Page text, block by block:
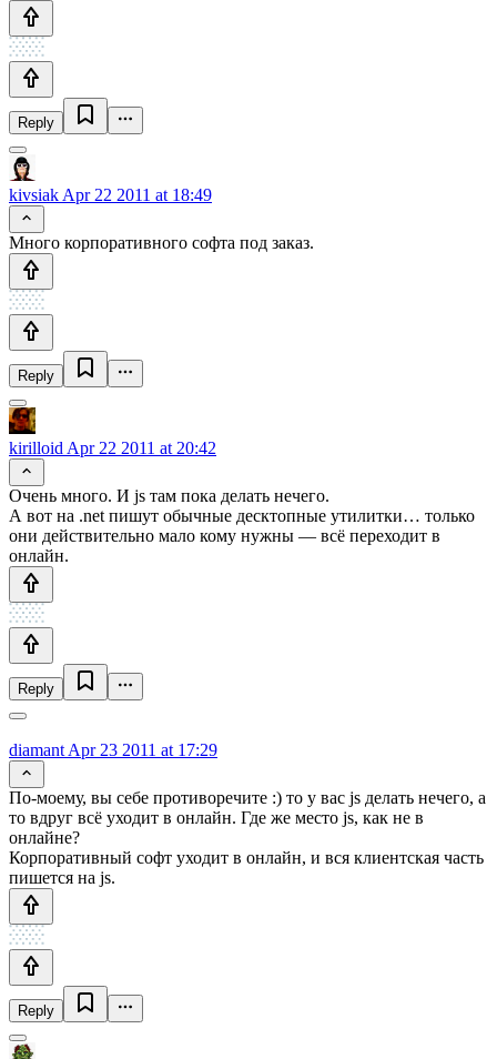
Reply
kivsiak Apr 22 2011 at 18:49
Много корпоративного софта под заказ.
Reply
kirilloid Apr 22 2011 at 20:42
Очень много. И js там пока делать нечего.
А вот на .net пишут обычные десктопные утилитки… только
они действительно мало кому нужны — всё переходит в
онлайн.
Reply
diamant Apr 23 2011 at 17:29
По-моему, вы себе противоречите :) то у вас js делать нечего, а
то вдруг всё уходит в онлайн. Где же место js, как не в
онлайне?
Корпоративный софт уходит в онлайн, и вся клиентская часть
пишется на js.
Reply